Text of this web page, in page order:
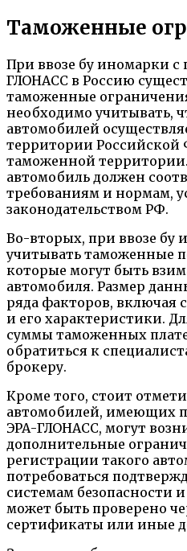
Таможенные
При ввозе бу иномарки
ГЛОНАСС в Россию
таможенные
необходимо учитывать,
автомобилей
территории Российской
таможенной территории.
автомобиль должен
требованиям и нормам,
законодательством РФ.
Во-вторых, при ввозе бу
учитывать таможенные
которые могут быть
автомобиля. Размер
ряда факторов, включая
и его характеристики.
суммы таможенных
обратиться к
брокеру.
Кроме того, стоит
автомобилей, имеющих
ЭРА-ГЛОНАСС, могут
дополнительные
регистрации такого
потребоваться
системам безопасности
может быть проверено
сертификаты или иные